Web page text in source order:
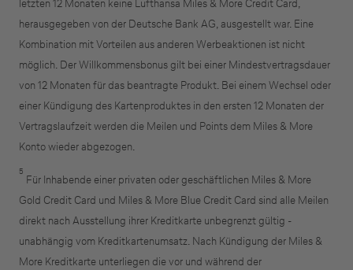
letzten 12 Monaten keine Lufthansa Miles & More Credit Card,
herausgegeben von der Deutsche Bank AG, ausgestellt war. Eine
Kombination mit Vorteilen aus anderen Werbeaktionen ist nicht
möglich. Der Willkommensbonus gilt bei einer Mindestvertragsdauer
von 12 Monaten für das beantragte Produkt. Bei einem Wechsel oder
einer Kündigung des Kartenproduktes in den ersten 12 Monaten der
Vertragslaufzeit werden die Meilen und Points dem Miles & More
Konto wieder abgezogen.
5
Für Inhabende einer privaten oder geschäftlichen Miles & More
Gold Credit Card und Miles & More Blue Credit Card sind alle Meilen
direkt nach Ausstellung ihrer Kreditkarte unbegrenzt gültig -
unabhängig vom Kreditkartenumsatz. Nach Kündigung der Miles &
More Kreditkarte unterliegen die vor und während der